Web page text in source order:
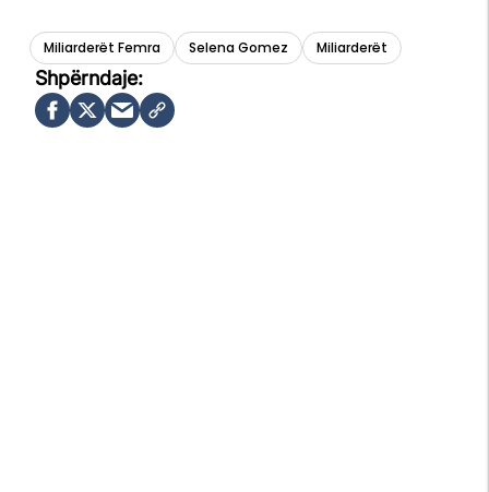
Miliarderët Femra Selena Gomez Miliarderët